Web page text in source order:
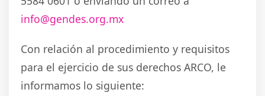
info@gendes.org.mx
Con relación al procedimiento y requisitos
para el ejercicio de sus derechos ARCO, le
informamos lo siguiente: